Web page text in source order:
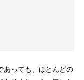
あっても、ほとんどの